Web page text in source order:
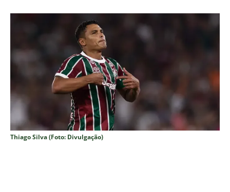
Thiago Silva (Foto: Divulgação)